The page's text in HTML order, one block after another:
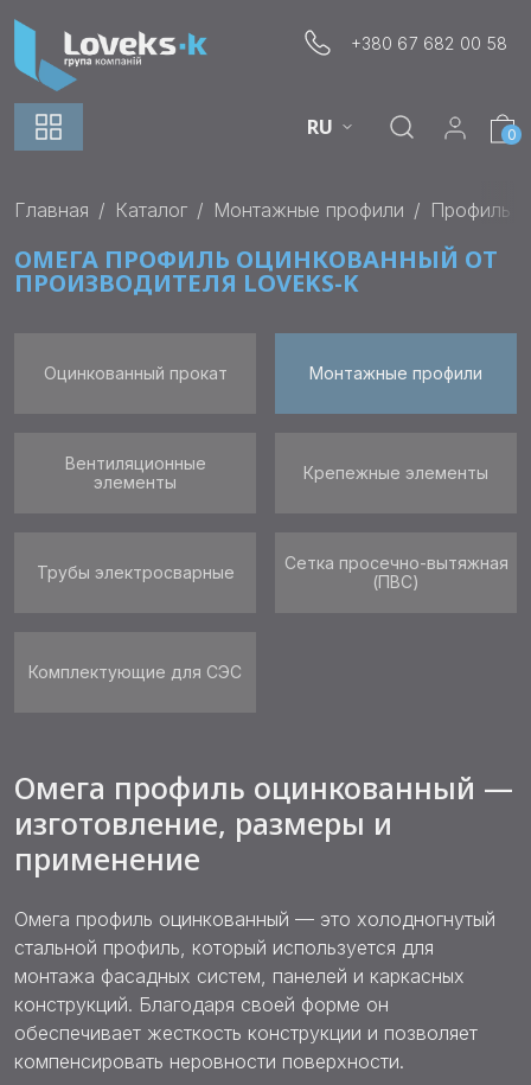
+380 67 682 00 58
RU 0
Главная Каталог Монтажные профили Профиль
ОМЕГА ПРОФИЛЬ ОЦИНКОВАННЫЙ ОТ
ПРОИЗВОДИТЕЛЯ LOVEKS-K
Оцинкованный прокат Монтажные профили
Вентиляционные
элементы
Крепежные элементы
Трубы электросварные
Сетка просечно-вытяжная
(ПВС)
Комплектующие для СЭС
Омега профиль оцинкованный —
изготовление, размеры и
применение
Омега профиль оцинкованный — это холодногнутый
стальной профиль, который используется для
монтажа фасадных систем, панелей и каркасных
конструкций. Благодаря своей форме он
обеспечивает жесткость конструкции и позволяет
компенсировать неровности поверхности.